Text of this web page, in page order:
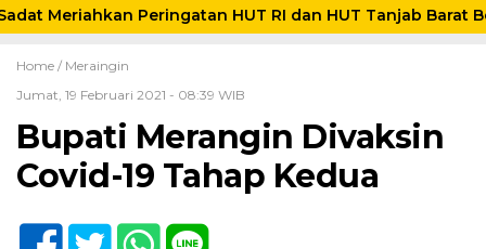
Meriahkan Peringatan HUT RI dan HUT Tanjab Barat
Home / Meraingin
Jumat, 19 Februari 2021 - 08:39 WIB
Bupati Merangin Divaksin
Covid-19 Tahap Kedua